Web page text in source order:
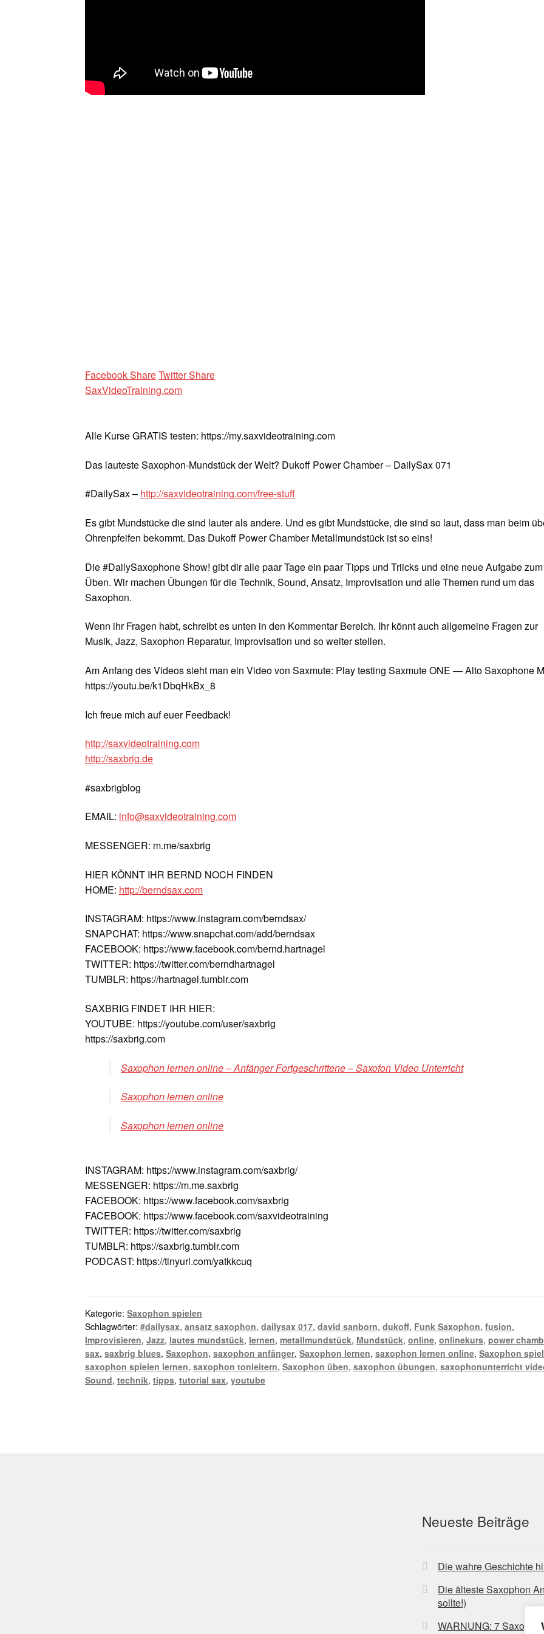
Facebook ShareTwitter Share
SaxVideoTraining.com
Alle Kurse GRATIS testen: https://my.saxvideotraining.com
Das lauteste Saxophon-Mundstück der Welt? Dukoff Power Chamber – DailySax 071
#DailySax – http://saxvideotraining.com/free-stuff
Es gibt Mundstücke die sind lauter als andere. Und es gibt Mundstücke, die sind so laut, dass man beim
Ohrenpfeifen bekommt. Das Dukoff Power Chamber Metallmundstück ist so eins!
Die #DailySaxophone Show! gibt dir alle paar Tage ein paar Tipps und Triicks und eine neue Aufgabe zum
Üben. Wir machen Übungen für die Technik, Sound, Ansatz, Improvisation und alle Themen rund um das
Saxophon.
Wenn ihr Fragen habt, schreibt es unten in den Kommentar Bereich. Ihr könnt auch allgemeine Fragen zur
Musik, Jazz, Saxophon Reparatur, Improvisation und so weiter stellen.
Am Anfang des Videos sieht man ein Video von Saxmute: Play testing Saxmute ONE — Alto Saxophone
https://youtu.be/k1DbqHkBx_8
Ich freue mich auf euer Feedback!
http://saxvideotraining.com
http://saxbrig.de
#saxbrigblog
EMAIL: info@saxvideotraining.com
MESSENGER: m.me/saxbrig
HIER KÖNNT IHR BERND NOCH FINDEN
HOME: http://berndsax.com
INSTAGRAM: https://www.instagram.com/berndsax/
SNAPCHAT: https://www.snapchat.com/add/berndsax
FACEBOOK: https://www.facebook.com/bernd.hartnagel
TWITTER: https://twitter.com/berndhartnagel
TUMBLR: https://hartnagel.tumblr.com
SAXBRIG FINDET IHR HIER:
YOUTUBE: https://youtube.com/user/saxbrig
https://saxbrig.com
Saxophon lernen online – Anfänger Fortgeschrittene – Saxofon Video Unterricht
Saxophon lernen online
Saxophon lernen online
INSTAGRAM: https://www.instagram.com/saxbrig/
MESSENGER: https://m.me.saxbrig
FACEBOOK: https://www.facebook.com/saxbrig
FACEBOOK: https://www.facebook.com/saxvideotraining
TWITTER: https://twitter.com/saxbrig
TUMBLR: https://saxbrig.tumblr.com
PODCAST: https://tinyurl.com/yatkkcuq
Kategorie:Saxophon spielen
Schlagwörter:#dailysax,ansatz saxophon,dailysax 017,david sanborn,dukoff, Funk Saxophon,fusion,
Improvisieren,Jazz, lautes mundstück, lernen,metallmundstück, Mundstück,online,onlinekurs,power
sax,saxbrig blues,Saxophon,saxophon anfänger,Saxophon lernen,saxophon lernen online,Saxophon
saxophon spielen lernen,saxophon tonleitern,Saxophon üben,saxophon übungen,saxophonunterricht
Sound,technik,tipps,tutorial sax,youtube
Neueste Beiträge
Die wahre Geschichte
Die älteste Saxophon
sollte!)
WARNUNG: 7